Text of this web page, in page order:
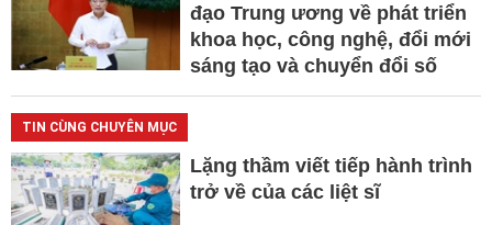
đạo Trung ương về phát triển
khoa học, công nghệ, đổi mới
sáng tạo và chuyển đổi số
TIN CÙNG CHUYÊN MỤC
Lặng thầm viết tiếp hành trình
trở về của các liệt sĩ